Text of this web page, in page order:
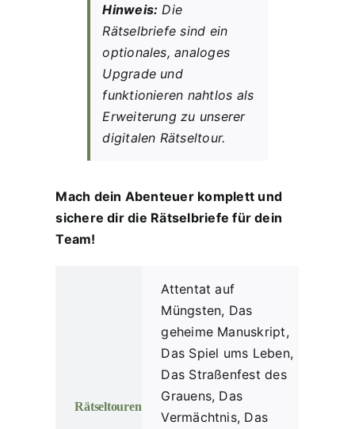
Hinweis: Die
Rätselbriefe sind ein
optionales, analoges
Upgrade und
funktionieren nahtlos als
Erweiterung zu unserer
digitalen Rätseltour.
Mach dein Abenteuer komplett und
sichere dir die Rätselbriefe für dein
Team!
Rätseltouren
Attentat auf
Müngsten, Das
geheime Manuskript,
Das Spiel ums Leben,
Das Straßenfest des
Grauens, Das
Vermächtnis, Das